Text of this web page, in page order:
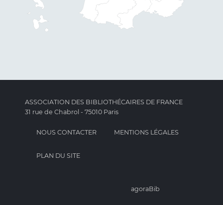
ASSOCIATION DES BIBLIOTHÉCAIRES DE FRANCE
31 rue de Chabrol - 75010 Paris
NOUS CONTACTER MENTIONS LÉGALES
PLAN DU SITE
agoraBib